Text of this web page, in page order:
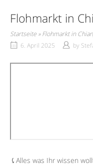
Flohmarkt in
Startseite »Flohmarkt in
6. April 2025
by
⤹Alles was Ihr wissen